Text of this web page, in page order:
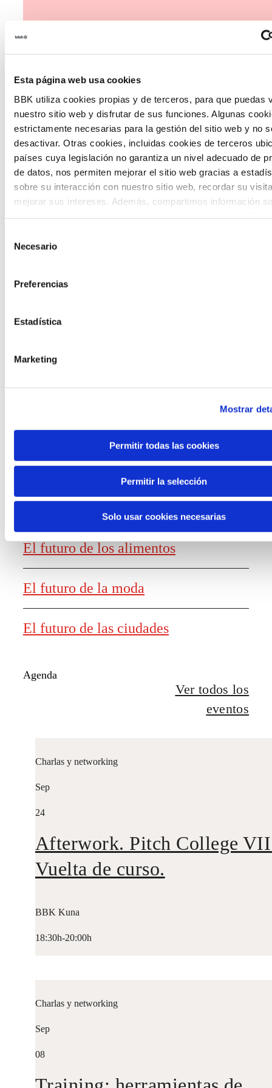
Esta página web usa cookies
BBK utiliza cookies propias y de terceros, para que puedas
nuestro sitio web y disfrutar de sus funciones. Algunas
estrictamente necesarias para la gestión del sitio web y no
desactivar. Otras cookies, incluidas cookies de terceros
países cuya legislación no garantiza un nivel adecuado de
de datos, nos permiten mejorar el sitio web gracias a
sobre su interacción con nuestro sitio web, recordar su
mejorar sus intereses. Además, compartimos información
proporcionado o que hayan recopilado a partir del uso que
Necesario
Preferencias
Estadística
Marketing
Mostrar
Permitir todas las cookies
Permitir la selección
Solo usar cookies necesarias
The Future Game
The Future Game es un laboratorio de
participación juvenil que recoge las
cosmovisiones de las nuevas generaciones
en las temáticas que más les preocupan
hacia el futuro a través de una experiencia
Convocatorias
Generación de
conocimiento
El futuro de los alimentos
El futuro de la moda
El futuro de las ciudades
Agenda
Ver todos los
eventos
Charlas y networking
Sep
24
Afterwork. Pitch College
Vuelta de curso.
BBK Kuna
18:30h-20:00h
Charlas y networking
Sep
08